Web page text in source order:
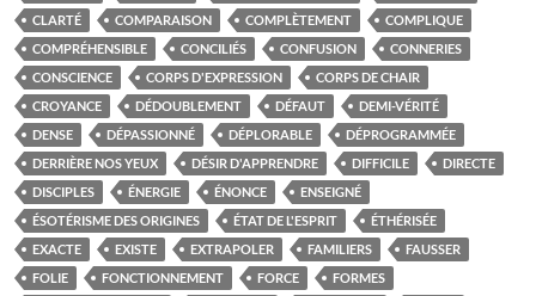
CLARTÉ
COMPARAISON COMPLÈTEMENT
COMPLIQUE
COMPRÉHENSIBLE
CONCILIÉS CONFUSION
CONNERIES
CONSCIENCE
CORPS D'EXPRESSION
CORPS DE CHAIR
CROYANCE
DÉDOUBLEMENT DÉFAUT
DEMI-VÉRITÉ
DENSE
DÉPASSIONNÉ DÉPLORABLE
DÉPROGRAMMÉE
DERRIÈRE NOS YEUX
DÉSIR D'APPRENDRE DIFFICILE
DIRECTE
DISCIPLES
ÉNERGIE ÉNONCE
ENSEIGNÉ
ÉSOTÉRISME DES ORIGINES
ÉTAT DE L'ESPRIT
ÉTHÉRISÉE
EXACTE
EXISTE EXTRAPOLER FAMILIERS
FAUSSER
FOLIE
FONCTIONNEMENT FORCE
FORMES